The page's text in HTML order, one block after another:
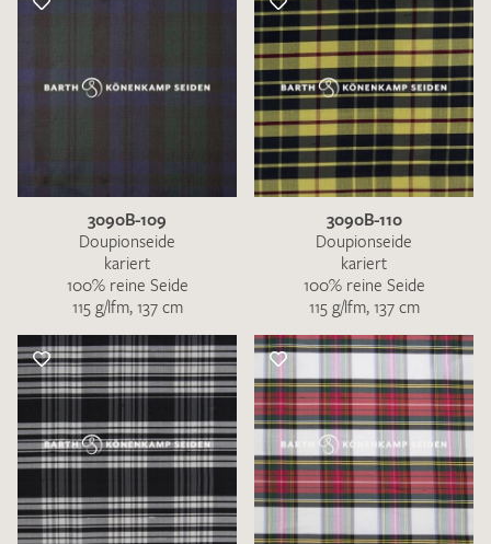
3090B-109
Doupionseide
kariert
100% reine Seide
115 g/lfm, 137 cm
3090B-110
Doupionseide
kariert
100% reine Seide
115 g/lfm, 137 cm